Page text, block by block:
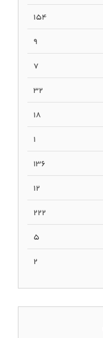
154
9
7
32
18
1
136
12
222
5
2